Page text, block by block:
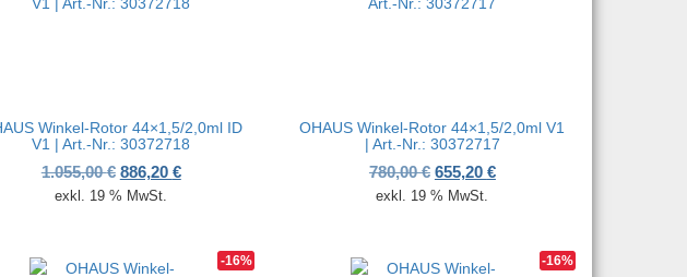
€€.
Winkel-Rotor 44×1,5/2,0ml ID
V1 | Art.-Nr.: 30372718
1.055,00€ Ursprünglicher Preis war: 1.055,00 €
886,20 €Aktueller Preis ist: 886,20 €.
exkl. 19 % MwSt.
OHAUS Winkel-Rotor 44×1,5/2,0ml V1
| Art.-Nr.: 30372717
780,00€ Ursprünglicher Preis war: 780,00
655,20 €Aktueller Preis ist:
exkl. 19 % MwSt.
-16% -16%